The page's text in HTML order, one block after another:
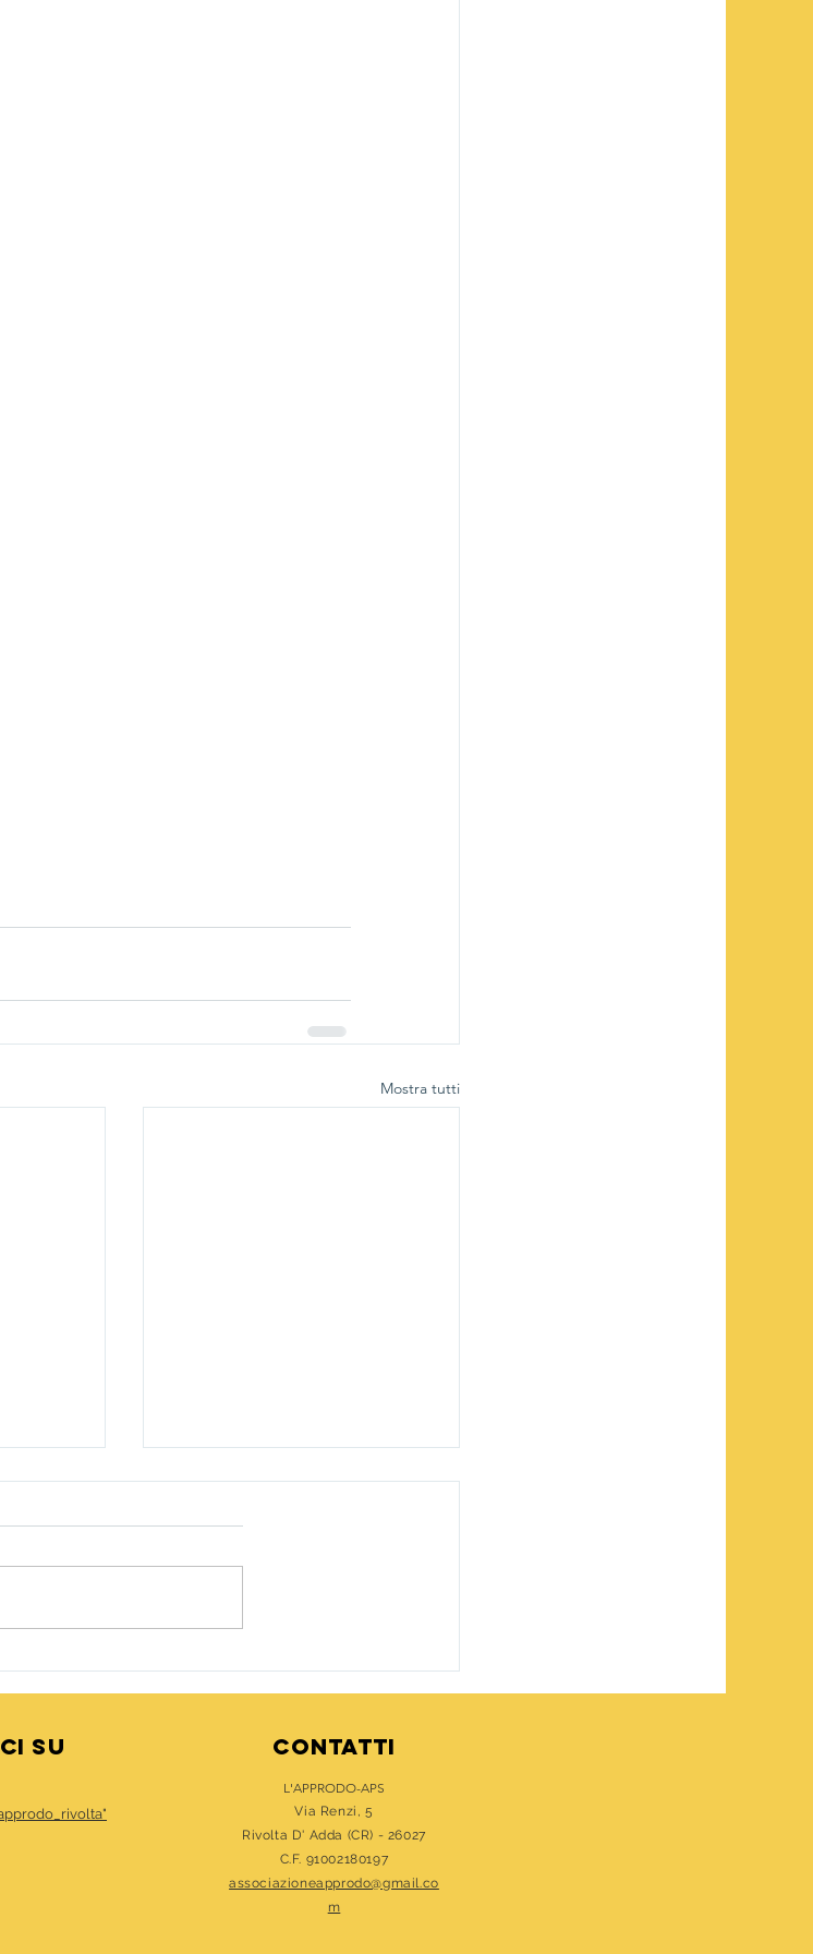
Mostra tutti
su cONTATTI
L'APPRODO-APS
Via Renzi, 5
Rivolta D' Adda (CR) - 26027
C.F. 91002180197
associazioneapprodo@gmail.co
m